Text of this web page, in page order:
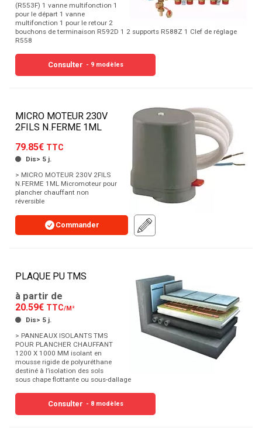
(R553F) 1 vanne multifonction 1
pour le départ 1 vanne
multifonction 1 pour le retour 2
bouchons de terminaison R592D 1 2 supports R588Z 1 Clef de réglage
R558
Consulter - 9 modèles
MICRO MOTEUR 230V
2FILS N.FERME 1ML
79.85€ TTC
Dis> 5 j.
> MICRO MOTEUR 230V 2FILS
N.FERME 1ML Micromoteur pour
plancher chauffant non
réversible
Commander
PLAQUE PU TMS
à partir de
20.59€ TTC/M²
Dis> 5 j.
> PANNEAUX ISOLANTS TMS
POUR PLANCHER CHAUFFANT
1200 X 1000 MM isolant en
mousse rigide de polyuréthane
destiné à l’isolation des sols
sous chape flottante ou sous-dallage
Consulter - 8 modèles